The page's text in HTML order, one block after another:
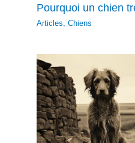
Pourquoi un chien
Articles ,Chiens